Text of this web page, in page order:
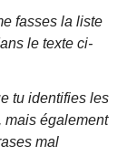
fasses la liste
le texte ci-
tu identifies les
mais également
mal